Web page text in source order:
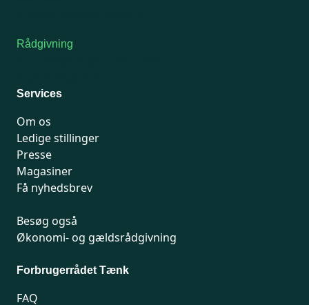
Rådgivning
Services
Om os
Ledige stillinger
Presse
Magasiner
Få nyhedsbrev
Besøg også
Økonomi- og gældsrådgivning
Forbrugerrådet Tænk
FAQ